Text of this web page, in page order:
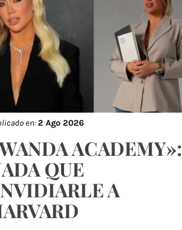
en:2 Ago 2026
ACADEMY»:
QUE
A